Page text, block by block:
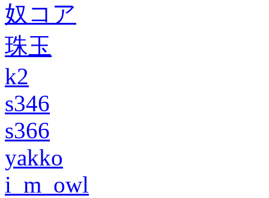
奴コア
珠玉
k2
s346
s366
yakko
i_m_owl